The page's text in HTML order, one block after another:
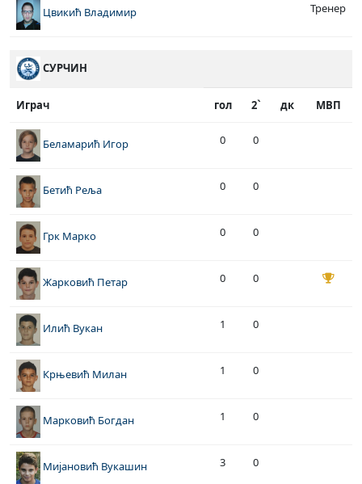
Цвикић Владимир Тренер
СУРЧИН
Играч гол 2` дк МВП
Беламарић Игор 0 0
Бетић Реља 0 0
Грк Марко 0 0
Жарковић Петар 0 0
Илић Вукан 1 0
Крњевић Милан 1 0
Марковић Богдан 1 0
Мијановић Вукашин 3 0